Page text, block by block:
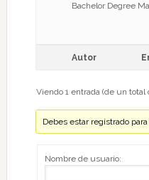
Bachelor Degree
Autor
Viendo 1 entrada (de un total
Debes estar registrado
Nombre de usuario: